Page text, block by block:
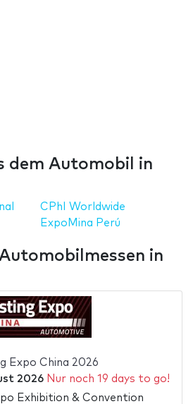
dem Automobil in
CPhI Worldwide
ExpoMina Perú
in
Expo China 2026
2026 Nur noch 19 days to go!
Exhibition & Convention